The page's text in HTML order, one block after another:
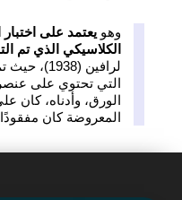
وهويعتمد على اختبار
الكلاسيكي الذي تم
لرافين
التي تحتوي على عنصر
الورق، وأدناه، كان
المعروضة كان مفقودًا .